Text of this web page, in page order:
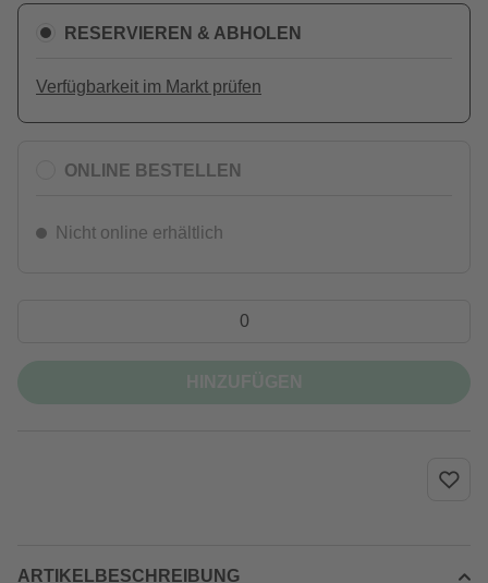
RESERVIEREN & ABHOLEN
Verfügbarkeit im Markt prüfen
ONLINE BESTELLEN
Nicht online erhältlich
ARTIKELBESCHREIBUNG